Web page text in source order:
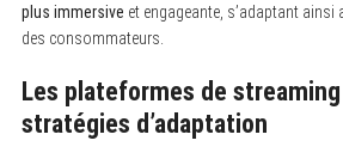
plus immersive et engageante, s’adaptant
des consommateurs.
Les plateformes de
stratégies d’adaptation
S
e
c
f